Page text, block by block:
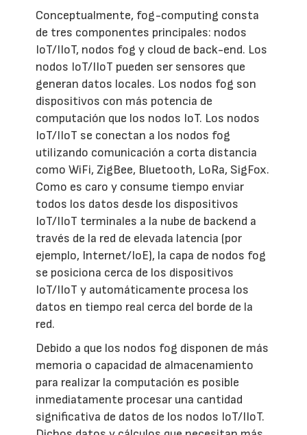
Conceptualmente, fog-computing consta
de tres componentes principales: nodos
IoT/IIoT, nodos fog y cloud de back-end. Los
nodos IoT/IIoT pueden ser sensores que
generan datos locales. Los nodos fog son
dispositivos con más potencia de
computación que los nodos IoT. Los nodos
IoT/IIoT se conectan a los nodos fog
utilizando comunicación a corta distancia
como WiFi, ZigBee, Bluetooth, LoRa, SigFox.
Como es caro y consume tiempo enviar
todos los datos desde los dispositivos
IoT/IIoT terminales a la nube de backend a
través de la red de elevada latencia (por
ejemplo, Internet/IoE), la capa de nodos fog
se posiciona cerca de los dispositivos
IoT/IIoT y automáticamente procesa los
datos en tiempo real cerca del borde de la
red.
Debido a que los nodos fog disponen de más
memoria o capacidad de almacenamiento
para realizar la computación es posible
inmediatamente procesar una cantidad
significativa de datos de los nodos IoT/IIoT.